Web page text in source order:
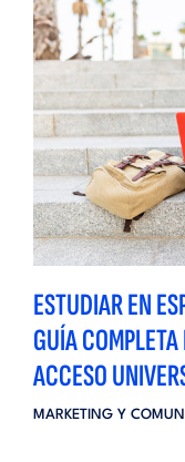
ESTUDIAR EN
GUÍA
ACCESO
MARKETING Y